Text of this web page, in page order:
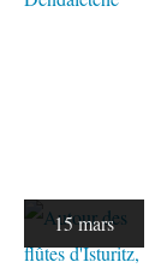
15 mars